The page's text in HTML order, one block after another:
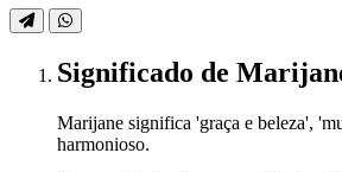
Significado de
Marijane significa 'graça e beleza',
harmonioso.